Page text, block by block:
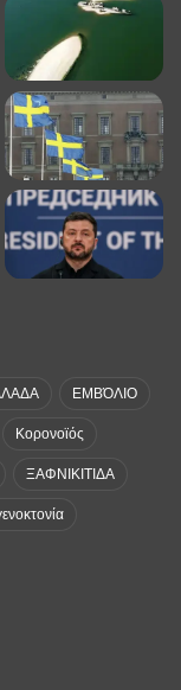
ΕΜΒΌΛΙΟ
Κορονοϊός
ΞΑΦΝΙΚΙΤΙΔΑ